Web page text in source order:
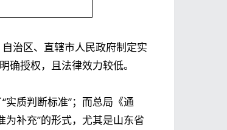
治区、直辖市人民政府制定实
确授权，且法律效力较低。
实质判断标准”；而总局《通
补充”的形式，尤其是山东省